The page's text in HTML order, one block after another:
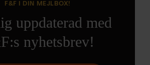
F&F I DIN MEJLBOX!
uppdaterad med
nyhetsbrev!